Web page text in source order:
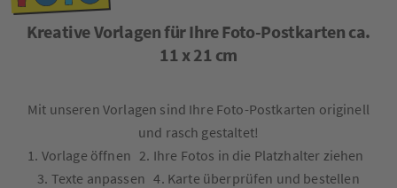
Kreative Vorlagen für Ihre Foto-Postkarten ca.
11 x 21 cm
Mit unseren Vorlagen sind Ihre Foto-Postkarten originell
und rasch gestaltet!
1. Vorlage öffnen 2. Ihre Fotos in die Platzhalter ziehen
3. Texte anpassen 4. Karte überprüfen und bestellen